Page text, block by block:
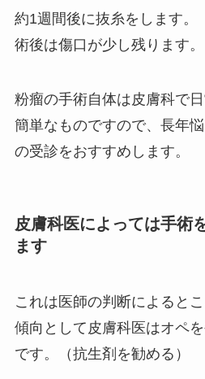
約1週間後に抜糸をします。
術後は傷口が少し残ります。
粉瘤の手術自体は皮膚科で
簡単なものですので、長年
の受診をおすすめします。
皮膚科医によっては手術
ます
これは医師の判断によると
傾向として皮膚科医はオペ
です。（抗生剤を勧める）